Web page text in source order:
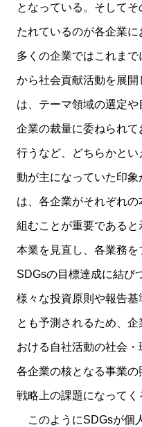
となっている。そして
たれているのが各企業に
多くの企業ではこれま
から社会貢献活動を展
は、テーマ領域の選定
企業の裁量に委ねられ
行うなど、どちらかと
動が主になっていた印
は、各企業がそれぞれ
組むことが重要である
本業を見直し、各業務を
SDGsの目標達成に結び
様々な投資原則や報告
とも予測されるため、
おける自社活動の社会・
各企業の核となる事業
戦略上の課題になってく
このようにSDGsが個